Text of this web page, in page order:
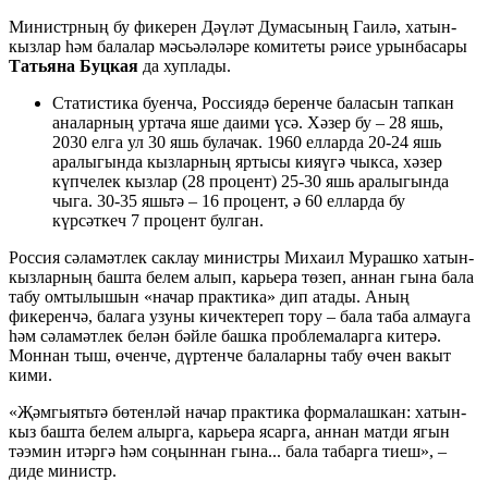
Министрның бу фикерен Дәүләт Думасының Гаилә, хатын-
кызлар һәм балалар мәсьәләләре комитеты рәисе урынбасары
Татьяна Буцкая да хуплады.
Статистика буенча, Россиядә беренче баласын тапкан
аналарның уртача яше даими үсә. Хәзер бу – 28 яшь,
2030 елга ул 30 яшь булачак. 1960 елларда 20-24 яшь
аралыгында кызларның яртысы кияүгә чыкса, хәзер
күпчелек кызлар (28 процент) 25-30 яшь аралыгында
чыга. 30-35 яшьтә – 16 процент, ә 60 елларда бу
күрсәткеч 7 процент булган.
Россия сәламәтлек саклау министры Михаил Мурашко хатын-
кызларның башта белем алып, карьера төзеп, аннан гына бала
табу омтылышын «начар практика» дип атады. Аның
фикеренчә, балага узуны кичектереп тору – бала таба алмауга
һәм сәламәтлек белән бәйле башка проблемаларга китерә.
Моннан тыш, өченче, дүртенче балаларны табу өчен вакыт
кими.
«Җәмгыятьтә бөтенләй начар практика формалашкан: хатын-
кыз башта белем алырга, карьера ясарга, аннан матди ягын
тәэмин итәргә һәм соңыннан гына... бала табарга тиеш», –
диде министр.